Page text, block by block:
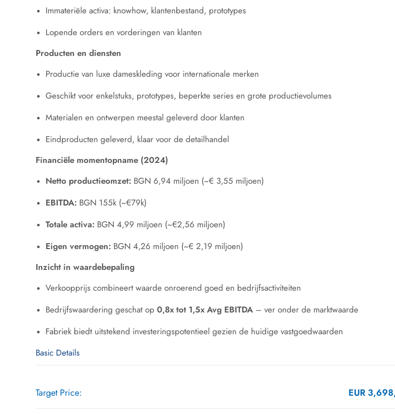
Immateriële activa: knowhow, klantenbestand, prototypes
Lopende orders en vorderingen van klanten
Producten en diensten
Productie van luxe dameskleding voor internationale merken
Geschikt voor enkelstuks, prototypes, beperkte series en grote productievolumes
Materialen en ontwerpen meestal geleverd door klanten
Eindproducten geleverd, klaar voor de detailhandel
Financiële momentopname (2024)
Netto productieomzet: BGN 6,94 miljoen (~€ 3,55 miljoen)
EBITDA: BGN 155k (~€79k)
Totale activa: BGN 4,99 miljoen (~€2,56 miljoen)
Eigen vermogen: BGN 4,26 miljoen (~€ 2,19 miljoen)
Inzicht in waardebepaling
Verkoopprijs combineert waarde onroerend goed en bedrijfsactiviteiten
Bedrijfswaardering geschat op 0,8x tot 1,5x Avg EBITDA – ver onder de marktwaarde
Fabriek biedt uitstekend investeringspotentieel gezien de huidige vastgoedwaarden
Basic Details
Target Price: EUR